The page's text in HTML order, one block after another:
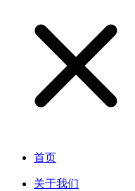
首页
关于我们